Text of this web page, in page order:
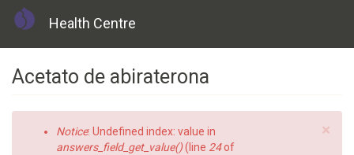
Health Centre
Acetato de abiraterona
×
Error
message
Notice: Undefined index: value in
answers_field_get_value()(line 24of